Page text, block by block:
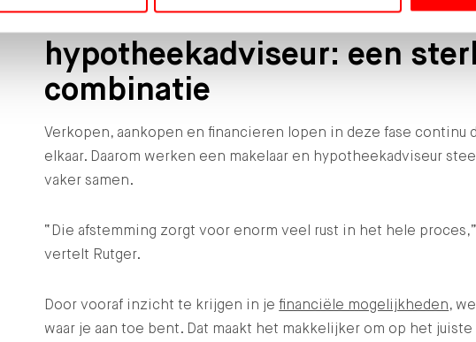
Makelaar en
hypotheekadviseur: een
combinatie
Verkopen, aankopen en financieren lopen in deze fase continu
elkaar. Daarom werken een makelaar en hypotheekadviseur
vaker samen.
“Die afstemming zorgt voor enorm veel rust in het hele proces,”
vertelt Rutger.
Door vooraf inzicht te krijgen in jefinanciële mogelijkheden,
waar je aan toe bent. Dat maakt het makkelijker om op het juiste